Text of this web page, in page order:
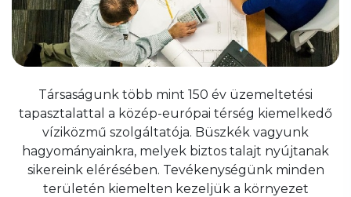
Társaságunk több mint 150 év üzemeltetési
tapasztalattal a közép-európai térség kiemelkedő
víziközmű szolgáltatója. Büszkék vagyunk
hagyományainkra, melyek biztos talajt nyújtanak
sikereink elérésében. Tevékenységünk minden
területén kiemelten kezeljük a környezet